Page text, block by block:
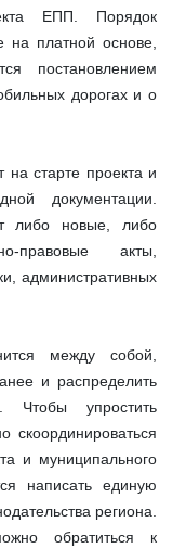
ЕПП. Порядок
на платной основе,
постановлением
дорогах и о
на старте проекта и
документации.
либо новые, либо
правовые акты,
административных
между собой,
и распределить
Чтобы упростить
скоординироваться
и муниципального
написать единую
региона.
обратиться к